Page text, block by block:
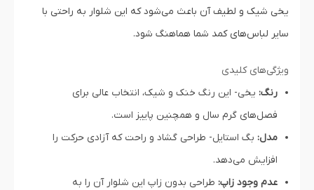
یخی شیک و لطیف آن باعث می‌شود که این شلوار به راحتی با
سایر لباس‌های کمد شما هماهنگ شود.
ویژگی‌های کلیدی
رنگ: یخی- این رنگ خنک و شیک، انتخاب عالی برای
فصل‌های گرم سال و همچنین پاییز است.
مدل: بگ استایل- طراحی گشاد و راحت که آزادی حرکت را
افزایش می‌دهد.
عدم وجود زاپ: طراحی بدون زاپ این شلوار آن را به